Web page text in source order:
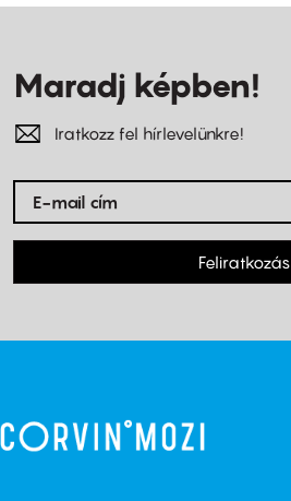
Maradj képben!
Iratkozz fel hírlevelünkre!
Feliratkozás